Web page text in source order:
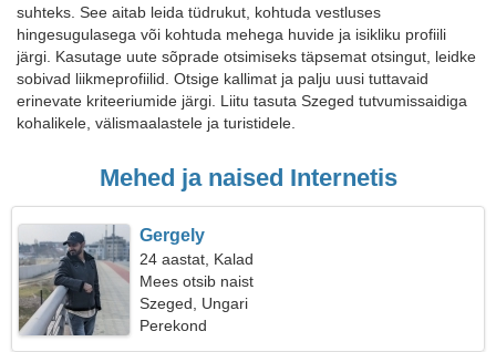
suhteks. See aitab leida tüdrukut, kohtuda vestluses
hingesugulasega või kohtuda mehega huvide ja isikliku profiili
järgi. Kasutage uute sõprade otsimiseks täpsemat otsingut, leidke
sobivad liikmeprofiilid. Otsige kallimat ja palju uusi tuttavaid
erinevate kriteeriumide järgi. Liitu tasuta Szeged tutvumissaidiga
kohalikele, välismaalastele ja turistidele.
Mehed ja naised Internetis
Gergely
24 aastat, Kalad
Mees otsib naist
Szeged, Ungari
Perekond